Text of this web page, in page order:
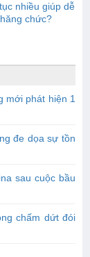
nhiều giúp dễ
chức?
mới phát hiện 1
đe dọa sự tồn
sau cuộc bầu
chấm dứt đói